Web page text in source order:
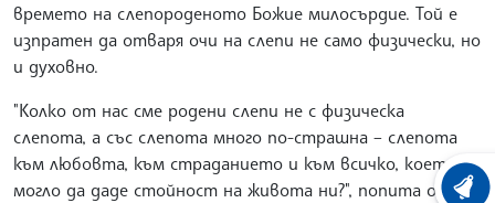
времето на слепороденото Божие милосърдие. Той е
изпратен да отваря очи на слепи не само физически, но
и духовно.
"Колко от нас сме родени слепи не с физическа
слепота, а със слепота много по-страшна – слепота
към любовта, към страданието и към всичко, което би
могло да даде стойност на живота ни?", попита отец